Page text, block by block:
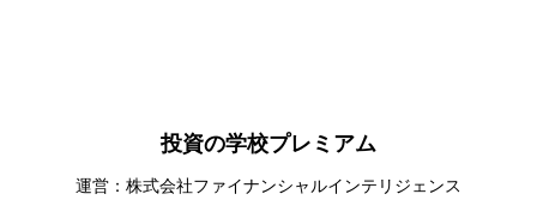
投資の学校プレミアム
運営：株式会社ファイナンシャルインテリジェンス